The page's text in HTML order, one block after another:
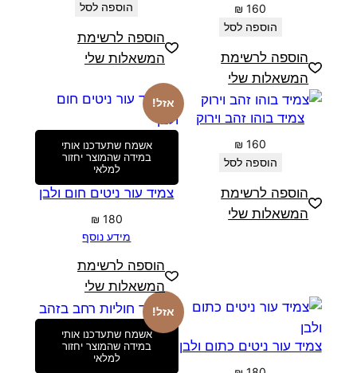
₪ 160
הוספה לסל
הוספה לרשימת
המשאלות שלי
הוספה לסל
הוספה לרשימת
המשאלות שלי
צמיד בוהו זהב וירוק
₪ 160
הוספה לסל
הוספה לרשימת
המשאלות שלי
אזל!
אשמח שתעדכנו אותי
במידה שהמוצר יחזור
למלאי
צמיד עור ניטים חום ולבן
₪ 180
מידע נוסף
הוספה לרשימת
המשאלות שלי
צמיד עור ניטים כתום ולבן
אזל!
אשמח שתעדכנו אותי
במידה שהמוצר יחזור
למלאי